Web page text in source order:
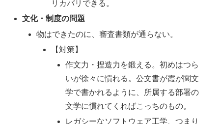
リカバリできる。
文化・制度の問題
物はできたのに、審査書類が通らない。
【対策】
作文力・捏造力を鍛える。初めはつら
いが徐々に慣れる。公文書が霞が関文
学で書かれるように、所属する部署の
文学に慣れてくればこっちのもの。
レガシーなソフトウェア工学、つまり